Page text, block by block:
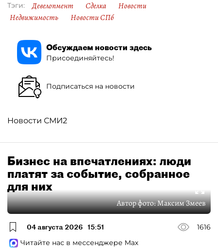
Тэги: Девелопмент Сделка
Новости
Недвижимость
Новости СПб
Обсуждаем новости здесь
Присоединяйтесь!
Подписаться на новости
Новости СМИ2
Бизнес на впечатлениях: люди
платят за событие, собранное
для них
Автор фото:Максим Змеев
04 августа 2026 15:51
1616
Читайте нас в мессенджере Max